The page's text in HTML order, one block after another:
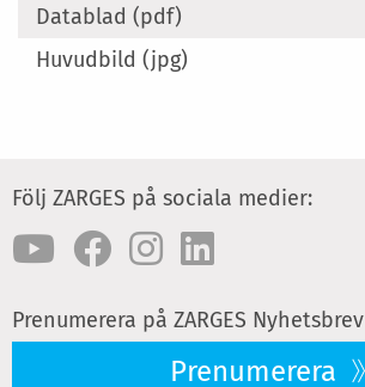
Datablad (pdf)
Huvudbild (jpg)
Följ ZARGES på sociala medier:
Prenumerera på ZARGES Nyhetsbrev
Prenumerera